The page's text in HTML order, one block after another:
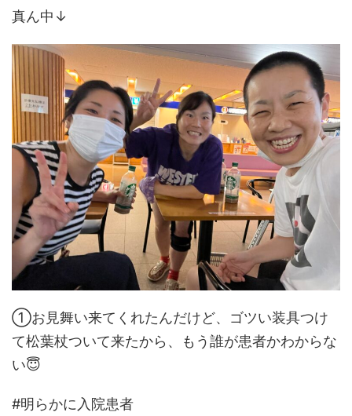
真ん中↓
①お見舞い来てくれたんだけど、ゴツい装具つけ
て松葉杖ついて来たから、もう誰が患者かわからな
い😇
#明らかに入院患者